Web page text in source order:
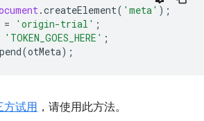
.createElement( 'meta' );
= 'origin-trial' ;
'TOKEN_GOES_HERE' ;
(otMeta);
方试用 ，请使用此方法。